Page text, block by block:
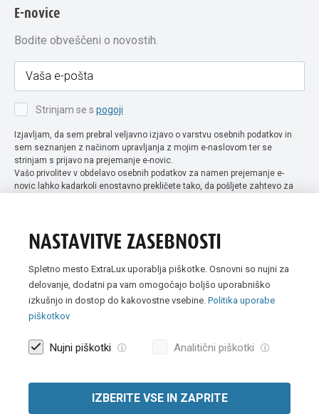
E-novice
Bodite obveščeni o novostih.
Strinjam se s pogoji
Izjavljam, da sem prebral veljavno izjavo o varstvu osebnih podatkov in
sem seznanjen z načinom upravljanja z mojim e-naslovom ter se
strinjam s prijavo na prejemanje e-novic.
Vašo privolitev v obdelavo osebnih podatkov za namen prejemanje e-
novic lahko kadarkoli enostavno prekličete tako, da pošljete zahtevo za
Vse slike so simbolične. Vse cene v spletni trgovini Extra Lux so
NASTAVITVE ZASEBNOSTI
Spletno mesto ExtraLux uporablja piškotke. Osnovni so nujni za
delovanje, dodatni pa vam omogočajo boljšo uporabniško
izkušnjo in dostop do kakovostne vsebine. Politika uporabe
piškotkov
Nujni piškotki Analitični piškotki
IZBERITE VSE IN ZAPRITE